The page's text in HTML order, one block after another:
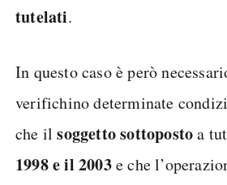
tutelati.
In questo caso è però
verifichino determinate
che ilsoggetto sottopostoa
1998 e il 2003e che